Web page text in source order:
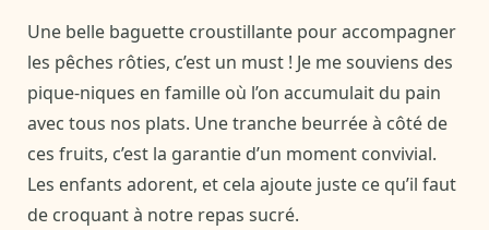
Une belle baguette croustillante pour accompagner
les pêches rôties, c’est un must ! Je me souviens des
pique-niques en famille où l’on accumulait du pain
avec tous nos plats. Une tranche beurrée à côté de
ces fruits, c’est la garantie d’un moment convivial.
Les enfants adorent, et cela ajoute juste ce qu’il faut
de croquant à notre repas sucré.